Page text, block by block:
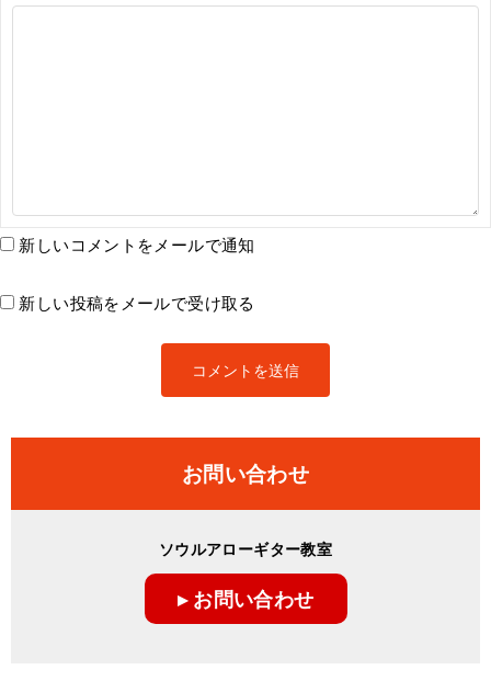
新しいコメントをメールで通知
新しい投稿をメールで受け取る
お問い合わせ
ソウルアローギター教室
▸ お問い合わせ